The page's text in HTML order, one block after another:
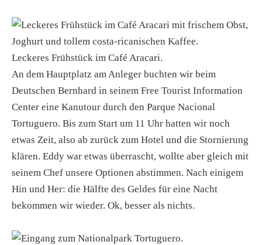
Leckeres Frühstück im Café Aracari.
An dem Hauptplatz am Anleger buchten wir beim
Deutschen Bernhard in seinem Free Tourist Information
Center eine Kanutour durch den Parque Nacional
Tortuguero. Bis zum Start um 11 Uhr hatten wir noch
etwas Zeit, also ab zurück zum Hotel und die Stornierung
klären. Eddy war etwas überrascht, wollte aber gleich mit
seinem Chef unsere Optionen abstimmen. Nach einigem
Hin und Her: die Hälfte des Geldes für eine Nacht
bekommen wir wieder. Ok, besser als nichts.